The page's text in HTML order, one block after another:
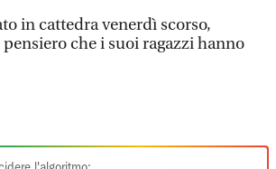
in cattedra venerdì scorso,
che i suoi ragazzi hanno